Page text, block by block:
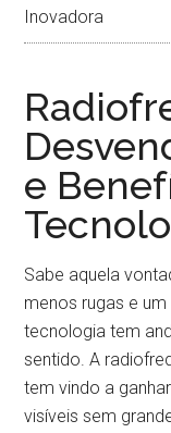
Inovadora
e
Sabe aquela
menos rugas e
tecnologia tem
sentido. A
tem vindo a
visíveis sem